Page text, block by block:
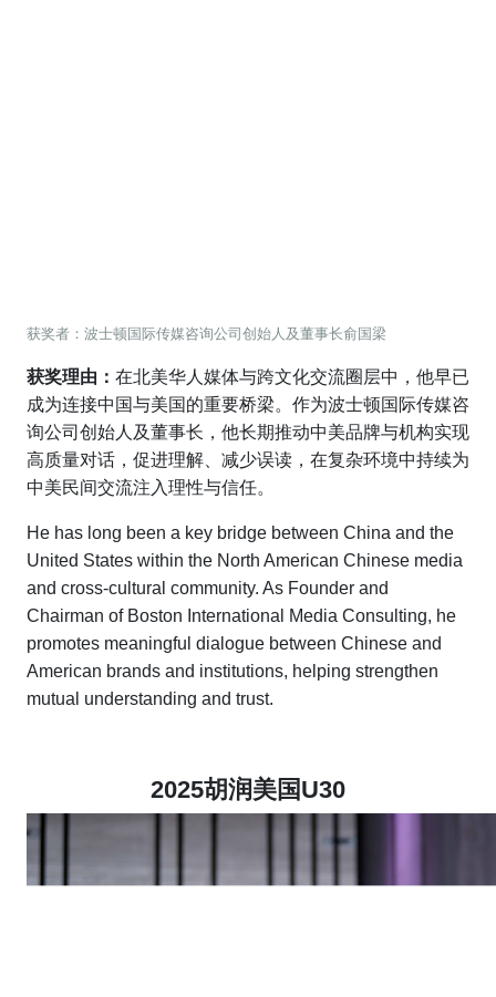
获奖者：波士顿国际传媒咨询公司创始人及董事长俞国梁
获奖理由： 在北美华人媒体与跨文化交流圈层中，他早已
成为连接中国与美国的重要桥梁。作为波士顿国际传媒咨
询公司创始人及董事长，他长期推动中美品牌与机构实现
高质量对话，促进理解、减少误读，在复杂环境中持续为
中美民间交流注入理性与信任。
He has long been a key bridge between China and the
United States within the North American Chinese media
and cross-cultural community. As Founder and
Chairman of Boston International Media Consulting, he
promotes meaningful dialogue between Chinese and
American brands and institutions, helping strengthen
mutual understanding and trust.
2025胡润美国U30